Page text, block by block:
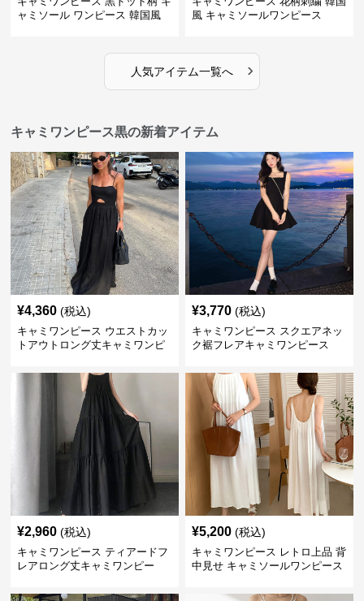
ャミソール ワンピース 韓国風
風 キャミソールワンピース
人気アイテム一覧へ ›
キャミワンピース黒の新着アイテム
¥4,360 (税込)
キャミワンピース ウエストカッ
トアウトロング丈キャミワンピ
¥3,770 (税込)
キャミワンピース スクエアネッ
ク裾フレアキャミワンピース
¥2,960 (税込)
キャミワンピース ティアードフ
レアロング丈キャミワンピー
¥5,200 (税込)
キャミワンピース レトロ上品 背
中見せ キャミソールワンピース